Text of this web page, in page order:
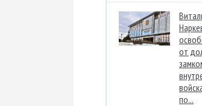
от
по...